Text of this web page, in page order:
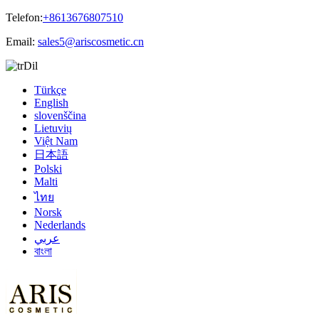
Telefon:+8613676807510
Email: sales5@ariscosmetic.cn
Dil
Türkçe
English
slovenščina
Lietuvių
Việt Nam
日本語
Polski
Malti
ไทย
Norsk
Nederlands
عربي
বাংলা